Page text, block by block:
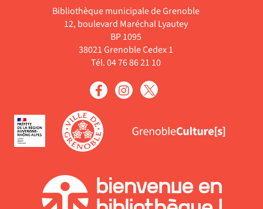
Bibliothèque municipale de Grenoble
12, boulevard Maréchal Lyautey
BP 1095
38021 Grenoble Cedex 1
Tél. 04 76 86 21 10